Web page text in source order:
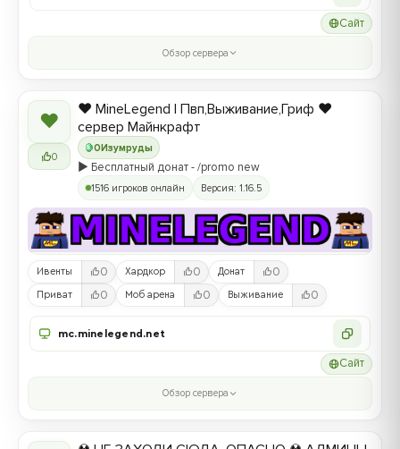
Сайт
Обзор сервера
❤
0
0Изумруды
❤️ MineLegend | Пвп,Выживание,Гриф ❤️
сервер Майнкрафт
▶️ Бесплатный донат - /promo new
1516 игроков онлайн Версия: 1.16.5
Ивенты 0 Хардкор 0 Донат 0
Приват 0 Моб арена 0 Выживание 0
mc.minelegend.net
Сайт
Обзор сервера